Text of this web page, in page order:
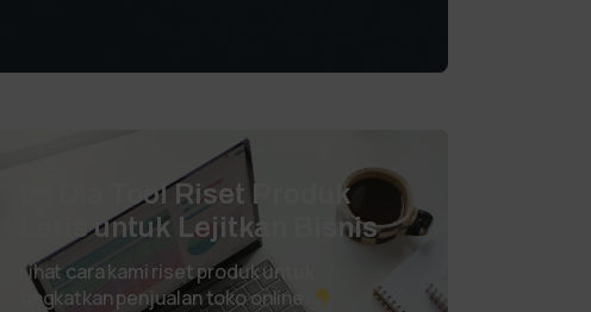
Ini Dia Tool Riset Produk
Laris untuk Lejitkan Bisnis
Lihat cara kami riset produk untuk
tingkatkan penjualan toko online.